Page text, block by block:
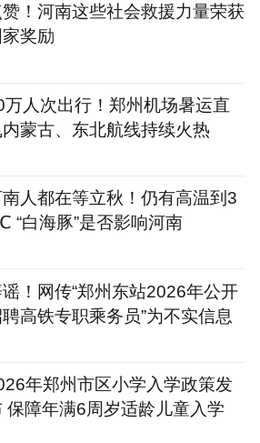
赞！河南这些社会救援力量荣获
奖励
万人次出行！郑州机场暑运直
蒙古、东北航线持续火热
人都在等立秋！仍有高温到3
“白海豚”是否影响河南
！网传“郑州东站2026年公开
高铁专职乘务员”为不实信息
年郑州市区小学入学政策发
保障年满6周岁适龄儿童入学